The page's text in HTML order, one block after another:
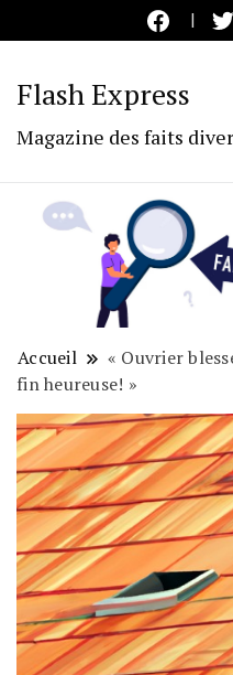
Flash Express
Magazine des faits
Accueil
« Ouvrier
fin heureuse! »